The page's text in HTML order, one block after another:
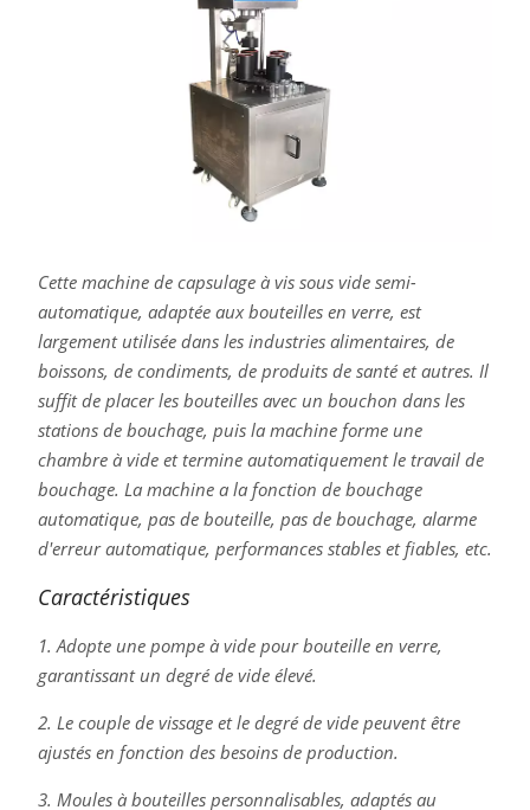
Cette machine de capsulage à vis sous vide semi-
automatique, adaptée aux bouteilles en verre, est
largement utilisée dans les industries alimentaires, de
boissons, de condiments, de produits de santé et autres. Il
suffit de placer les bouteilles avec un bouchon dans les
stations de bouchage, puis la machine forme une
chambre à vide et termine automatiquement le travail de
bouchage. La machine a la fonction de bouchage
automatique, pas de bouteille, pas de bouchage, alarme
d'erreur automatique, performances stables et fiables, etc.
Caractéristiques
1. Adopte une pompe à vide pour bouteille en verre,
garantissant un degré de vide élevé.
2. Le couple de vissage et le degré de vide peuvent être
ajustés en fonction des besoins de production.
3. Moules à bouteilles personnalisables, adaptés au